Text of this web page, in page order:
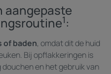
aangepaste
1:
of baden, omdat dit de huid
Bij opflakkeringen is
en het gebruik van